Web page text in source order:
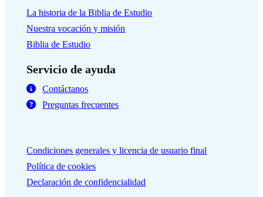
La historia de la Biblia de Estudio
Nuestra vocación y misión
Biblia de Estudio
Servicio de ayuda
Contáctanos
Preguntas frecuentes
Condiciones generales y licencia de usuario final
Política de cookies
Declaración de confidencialidad